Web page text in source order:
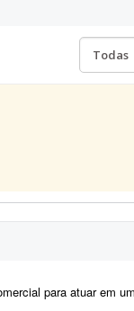
e desenvolvimento de novas